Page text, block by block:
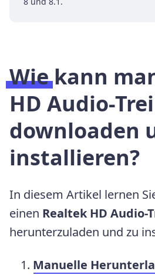
Wie kann
HD Audio-
downloaden
installieren?
In diesem Artikel lernen
einen Realtek HD Audio-
herunterzuladen und zu
Manuelle